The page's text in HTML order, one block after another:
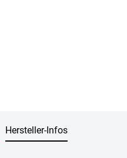
Hersteller-Infos